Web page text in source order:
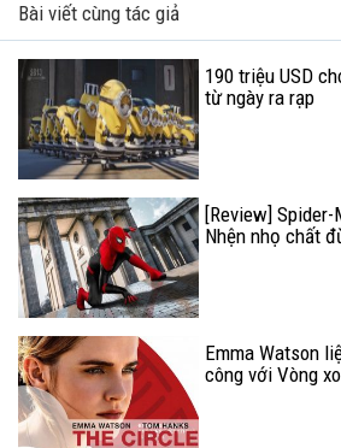
Bài viết cùng tác giả
190 triệu USD
từ ngày ra rạp
[Review] Spider-
Nhện nhọ chất
Emma Watson
công với Vòng